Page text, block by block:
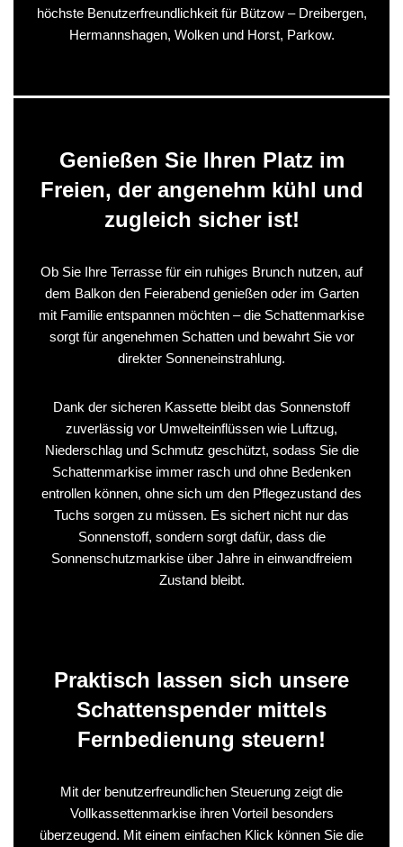
höchste Benutzerfreundlichkeit für Bützow – Dreibergen,
Hermannshagen, Wolken und Horst, Parkow.
Genießen Sie Ihren Platz im
Freien, der angenehm kühl und
zugleich sicher ist!
Ob Sie Ihre Terrasse für ein ruhiges Brunch nutzen, auf
dem Balkon den Feierabend genießen oder im Garten
mit Familie entspannen möchten – die Schattenmarkise
sorgt für angenehmen Schatten und bewahrt Sie vor
direkter Sonneneinstrahlung.
Dank der sicheren Kassette bleibt das Sonnenstoff
zuverlässig vor Umwelteinflüssen wie Luftzug,
Niederschlag und Schmutz geschützt, sodass Sie die
Schattenmarkise immer rasch und ohne Bedenken
entrollen können, ohne sich um den Pflegezustand des
Tuchs sorgen zu müssen. Es sichert nicht nur das
Sonnenstoff, sondern sorgt dafür, dass die
Sonnenschutzmarkise über Jahre in einwandfreiem
Zustand bleibt.
Praktisch lassen sich unsere
Schattenspender mittels
Fernbedienung steuern!
Mit der benutzerfreundlichen Steuerung zeigt die
Vollkassettenmarkise ihren Vorteil besonders
überzeugend. Mit einem einfachen Klick können Sie die